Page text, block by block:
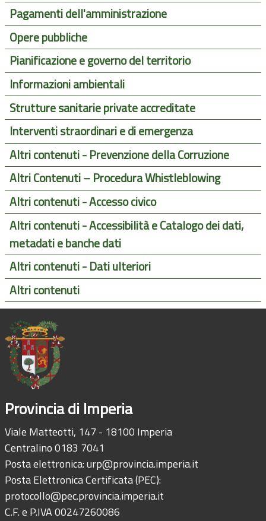
Pagamenti dell'amministrazione
Opere pubbliche
Pianificazione e governo del territorio
Informazioni ambientali
Strutture sanitarie private accreditate
Interventi straordinari e di emergenza
Altri contenuti - Prevenzione della Corruzione
Altri Contenuti – Procedura Whistleblowing
Altri contenuti - Accesso civico
Altri contenuti - Accessibilità e Catalogo dei dati,
metadati e banche dati
Altri contenuti - Dati ulteriori
Altri contenuti
Provincia di Imperia
Viale Matteotti, 147 - 18100 Imperia
Centralino 0183 7041
Posta elettronica:urp@provincia.imperia.it
Posta Elettronica Certificata (PEC):
protocollo@pec.provincia.imperia.it
C.F. e P.IVA 00247260086